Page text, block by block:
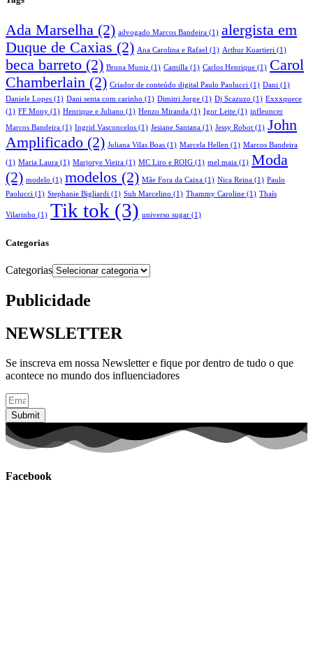
Ada Marselha (2) advogado Marcos Bandeira (1) alergista em
Duque de Caxias (2) Ana Carolina e Rafael (1) Arthur Kuartieri (1)
beca barreto (2) Bruna Muniz (1) Camilla (1) Carlos Henrique (1) Carol
Chamberlain (2) Criador de conteúdo digital Paulo Paolucci (1) Dani (1)
Daniele Lopes (1) Dani senta com carinho (1) Dimitri Jorge (1) Dj Scazuzo (1) Exxxquece
(1) FF Mony (1) Henrique e Juliano (1) Henzo Miranda (1) Igor Leite (1) infleuncer
Marcos Bandeira (1) Ingrid Vasconcelos (1) Jesiane Santana (1) Jessy Robot (1) John
Amplificado (2) Juliana Vilas Boas (1) Marcela Hellen (1) Marcos Bandeira
(1) Maria Laura (1) Marjorye Vieira (1) MC Liro e ROIG (1) mel maia (1) Moda
(2) modelo (1) modelos (2) Mãe Fora da Caixa (1) Nica Reina (1) Paulo
Paolucci (1) Stephanie Bigliardi (1) Suh Marcelino (1) Thammy Caroline (1) Thaís
Vilarinho (1) Tik tok (3) universo sugar (1)
Categorias
Categorias
Publicidade
NEWSLETTER
Se inscreva em nossa Newsletter e fique por dentro de tudo o que
acontece no mundo dos influenciadores
Submit
Facebook